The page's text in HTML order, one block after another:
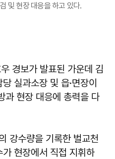
및 현장 대응을 하고 있다.
경보가 발표된 가운데 김
실과소장 및 읍·면장이
과 현장 대응에 총력을 다
강수량을 기록한 벌교천
현장에서 직접 지휘하